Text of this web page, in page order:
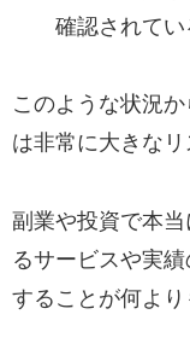
確認されてい
このような状況
は非常に大きなリ
副業や投資で本
るサービスや実
することが何より